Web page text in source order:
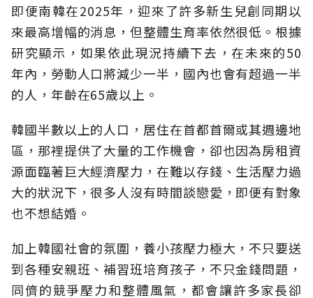
即便南韓在2025年，迎來了許多新生兒創同期以
來最高增幅的消息，但整體生育率依然很低。根據
研究顯示，如果依此現況持續下去，在未來的50
年內，勞動人口將減少一半，國內也會有超過一半
的人，年齡在65歲以上。
韓國半數以上的人口，居住在首都首爾或其週邊地
區，那裡提供了大量的工作機會，卻也因為房租資
源面臨著巨大經濟壓力，在難以存錢、生活壓力過
大的狀況下，很多人沒有時間談戀愛，即便有對象
也不想結婚。
加上韓國社會的氛圍，養小孩壓力極大，不只要送
到各種安親班、補習班培育孩子，不只金錢問題，
同儕的競爭壓力和整體風氣，都會讓許多家長卻